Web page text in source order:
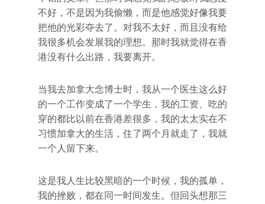
不好，不是因为我偷懒，而是他感觉好像我要
把他的光彩夺去了。对我不太好，而且没有给
我很多机会发展我的理想。那时我就觉得在香
港没有什么出路，我要离开。
当我去加拿大念博士时，我从一个医生这么好
的一个工作变成了一个学生，我的工资、吃的
穿的都比以前在香港差很多，我的太太实在不
习惯加拿大的生活，住了两个月就走了，我就
一个人留下来。
这是我人生比较黑暗的一个时候，我的孤单，
我的挫败，都在同一时间发生。但回头想那三